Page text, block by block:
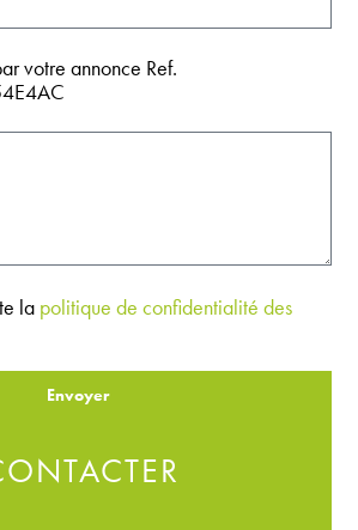
votre annonce Ref.
la politique de confidentialité des
Envoyer